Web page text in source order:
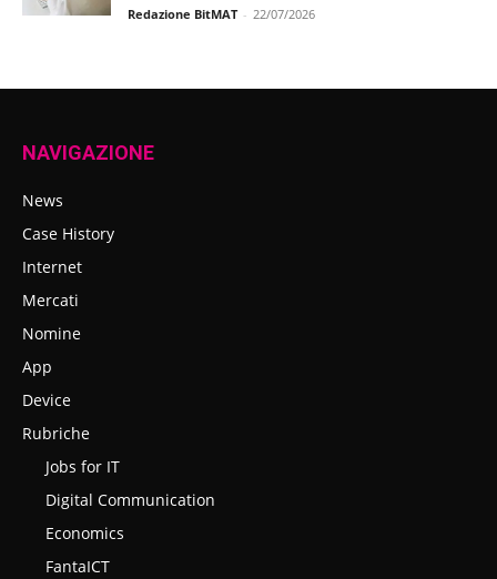
Redazione BitMAT - 22/07/2026
NAVIGAZIONE
News
Case History
Internet
Mercati
Nomine
App
Device
Rubriche
Jobs for IT
Digital Communication
Economics
FantaICT